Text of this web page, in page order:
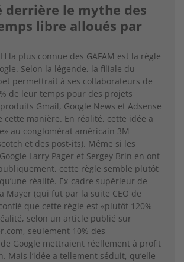
derrière le mythe des
libre alloués par
la plus connue des GAFAM est la règle
Selon la légende, la filiale du
permettrait à ses collaborateurs de
de leur temps pour des projets
Gmail, Google News et Adsense
cette manière. En réalité, cette idée a
au conglomérat américain 3M
et des post-its). Même si les
Larry Pager et Sergey Brin en ont
cette règle semble plutôt
réalité. Ex-cadre supérieur de
Mayer (qui fut par la suite CEO de
que cette règle est «plutôt 120%
selon un article publié sur
seulement 10% des
Google mettraient réellement à profit
Mais l’idée a tellement séduit, qu’elle